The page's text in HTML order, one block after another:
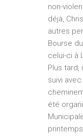
non-
déjà,
autres
Bourse
celui-ci à
Plus
suivi
été